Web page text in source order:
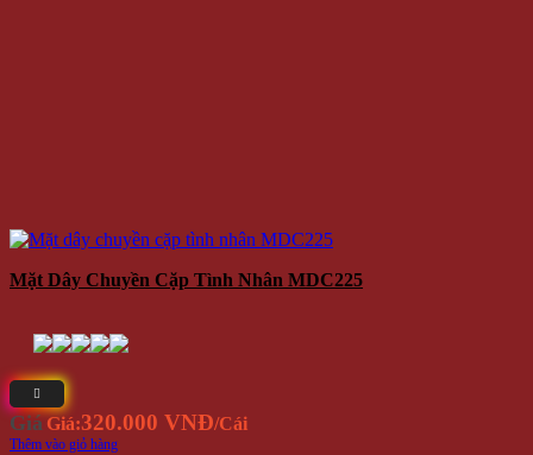
Mặt Dây Chuyền Cặp Tình Nhân MDC225
Giá Giá:320.000 VNĐ/Cái
Thêm vào giỏ hàng